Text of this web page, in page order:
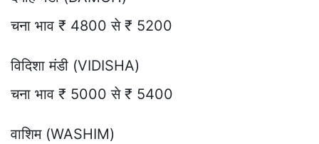
चना भाव ₹ 4800 से ₹ 5200
विदिशा मंडी (VIDISHA)
चना भाव ₹ 5000 से ₹ 5400
वाशिम (WASHIM)